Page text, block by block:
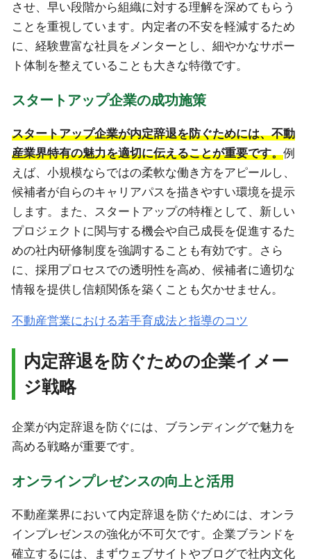
させ、早い段階から組織に対する理解を深めてもらう
ことを重視しています。内定者の不安を軽減するため
に、経験豊富な社員をメンターとし、細やかなサポー
ト体制を整えていることも大きな特徴です。
スタートアップ企業の成功施策
スタートアップ企業が内定辞退を防ぐためには、不動
産業界特有の魅力を適切に伝えることが重要です。例
えば、小規模ならではの柔軟な働き方をアピールし、
候補者が自らのキャリアパスを描きやすい環境を提示
します。また、スタートアップの特権として、新しい
プロジェクトに関与する機会や自己成長を促進するた
めの社内研修制度を強調することも有効です。さら
に、採用プロセスでの透明性を高め、候補者に適切な
情報を提供し信頼関係を築くことも欠かせません。
不動産営業における若手育成法と指導のコツ
内定辞退を防ぐための企業イメー
ジ戦略
企業が内定辞退を防ぐには、ブランディングで魅力を
高める戦略が重要です。
オンラインプレゼンスの向上と活用
不動産業界において内定辞退を防ぐためには、オンラ
インプレゼンスの強化が不可欠です。企業ブランドを
確立するには、まずウェブサイトやブログで社内文化